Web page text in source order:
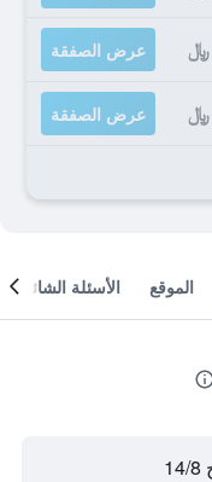
عرض الصفقة
عرض الصفقة
الموقع الأسئلة الشائعة
8